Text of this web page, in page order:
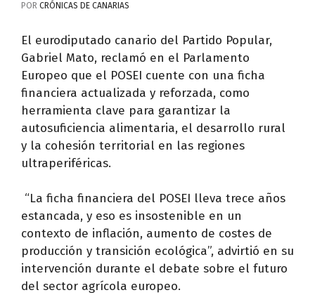
POR CRÓNICAS DE CANARIAS
El eurodiputado canario del Partido Popular,
Gabriel Mato, reclamó en el Parlamento
Europeo que el POSEI cuente con una ficha
financiera actualizada y reforzada, como
herramienta clave para garantizar la
autosuficiencia alimentaria, el desarrollo rural
y la cohesión territorial en las regiones
ultraperiféricas.
“La ficha financiera del POSEI lleva trece años
estancada, y eso es insostenible en un
contexto de inflación, aumento de costes de
producción y transición ecológica”, advirtió en su
intervención durante el debate sobre el futuro
del sector agrícola europeo.